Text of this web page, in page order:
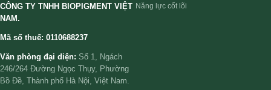
CÔNG TY TNHH BIOPIGMENT VIỆT
NAM.
Mã số thuế: 0110688237
Văn phòng đại diện: Số 1, Ngách
246/264 Đường Ngọc Thụy, Phường
Bồ Đề, Thành phố Hà Nội, Việt Nam.
Năng lực cốt lõi